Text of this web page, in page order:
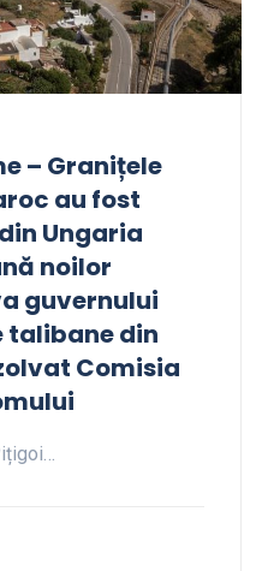
– Granițele
au fost
Ungaria
noilor
guvernului
din
Comisia